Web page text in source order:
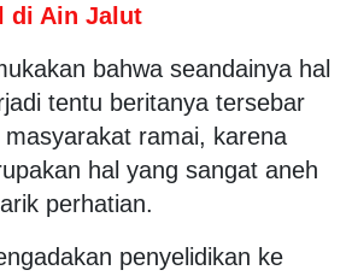
di Ain Jalut
bahwa seandainya hal
tentu beritanya tersebar
masyarakat ramai, karena
hal yang sangat aneh
perhatian.
penyelidikan ke